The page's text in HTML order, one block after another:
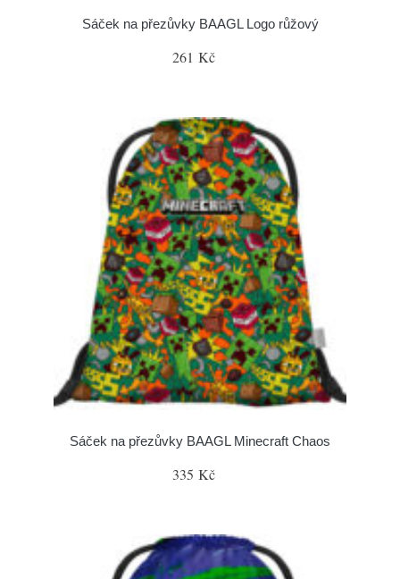
Sáček na přezůvky BAAGL Logo růžový
261 Kč
Sáček na přezůvky BAAGL Minecraft Chaos
335 Kč